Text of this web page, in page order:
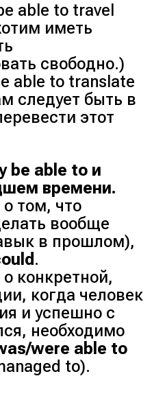
able to travel
иметь
свободно.)
able to translate
следует быть в
этот
be able to и
времени.
том, что
вообще
в прошлом),
.
конкретной,
когда человек
и успешно с
необходимо
were able to
to).